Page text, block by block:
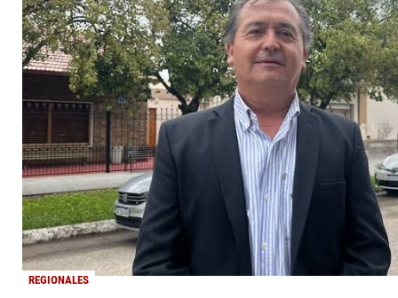
REGIONALES